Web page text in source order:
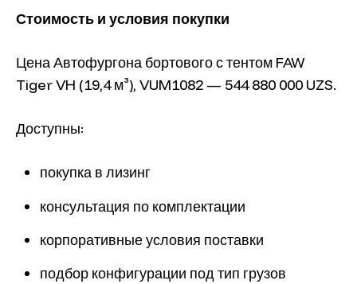
Стоимость и условия покупки
Цена Автофургона бортового с тентом FAW
Tiger VH (19,4 м³), VUM1082 — 544 880 000 UZS.
Доступны:
покупка в лизинг
консультация по комплектации
корпоративные условия поставки
подбор конфигурации под тип грузов